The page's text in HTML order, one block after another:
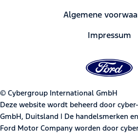
Algemene
Impressum
© Cybergroup International GmbH
Deze website wordt beheerd door
GmbH, Duitsland | De handelsmerken
Ford Motor Company worden door